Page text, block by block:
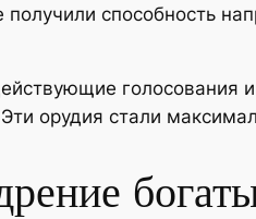
получили способность
голосования
орудия стали